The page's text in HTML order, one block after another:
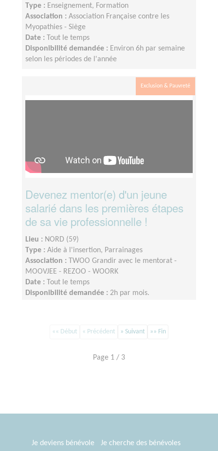
Type : Enseignement, Formation
Association : Association Française contre les
Myopathies - Siège
Date :
Tout le temps
Disponibilité demandée : Environ 6h par semaine
selon les périodes de l'année
Exclusion & Pauvreté
Devenez mentor(e) d'un jeune
salarié dans les premières étapes
de sa vie professionnelle !
Lieu : NORD (59)
Type : Aide à l'insertion, Parrainages
Association :
TWOO Grandir avec le mentorat -
MOOVJEE - REZOO - WOORK
Date :
Tout le temps
Disponibilité demandée : 2h par mois.
«« Début « Précédent » Suivant »» Fin
Page 1 / 3
Je deviens bénévole
Je cherche des bénévoles